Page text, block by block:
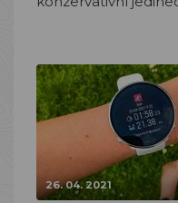
26. 04. 2021